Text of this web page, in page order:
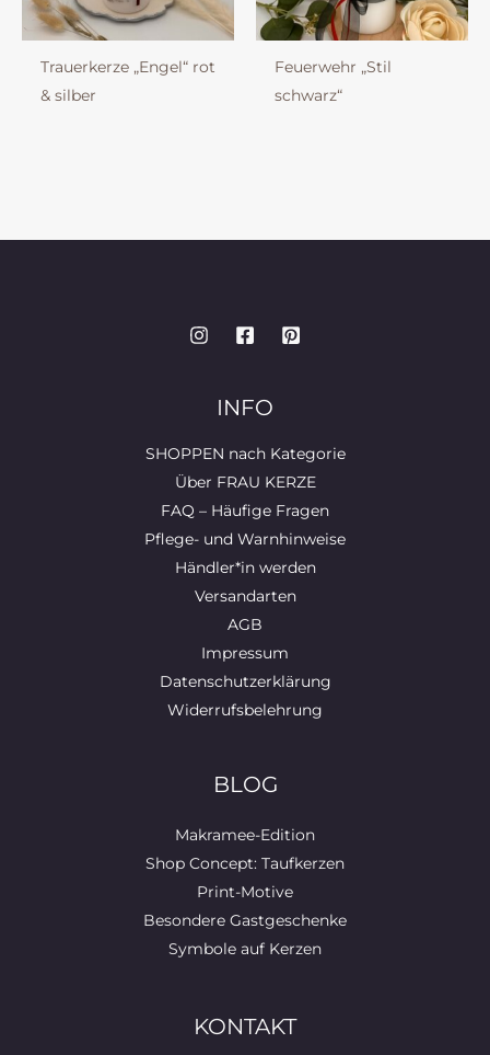
Trauerkerze „Engel“ rot
& silber
Feuerwehr „Stil
schwarz“
INFO
SHOPPEN nach Kategorie
Über FRAU KERZE
FAQ – Häufige Fragen
Pflege- und Warnhinweise
Händler*in werden
Versandarten
AGB
Impressum
Datenschutzerklärung
Widerrufsbelehrung
BLOG
Makramee-Edition
Shop Concept: Taufkerzen
Print-Motive
Besondere Gastgeschenke
Symbole auf Kerzen
KONTAKT